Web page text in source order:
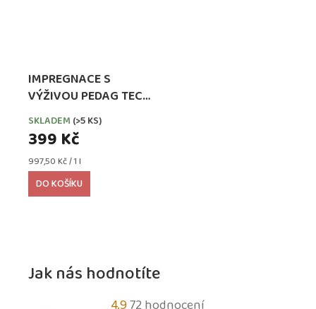
IMPREGNACE S
VÝŽIVOU PEDAG TECH
WATERPROOFER,
EXTRA SILNÁ
SKLADEM (>5 KS)
399 Kč
Měrná
cena:
997,50 Kč / 1 l
DO KOŠÍKU
Jak nás hodnotíte
Průměrné